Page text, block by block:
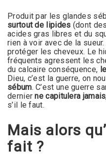
Produit par les glandes
surtout de lipides (dont
acides gras libres et du
rien à voir avec de la
protéger les cheveux. Le
fréquents agressent les
du calcaire conséquence,
Dieu, c’est la guerre, on
sébum. C’est une guerre
dernierne capitulera jamais
s’il le faut.
Mais alors
fait ?